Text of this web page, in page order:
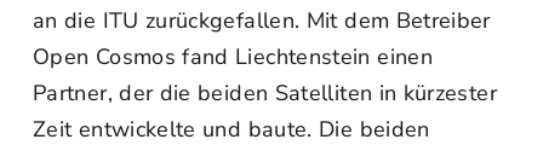
an die ITU zurückgefallen. Mit dem Betreiber
Open Cosmos fand Liechtenstein einen
Partner, der die beiden Satelliten in kürzester
Zeit entwickelte und baute. Die beiden